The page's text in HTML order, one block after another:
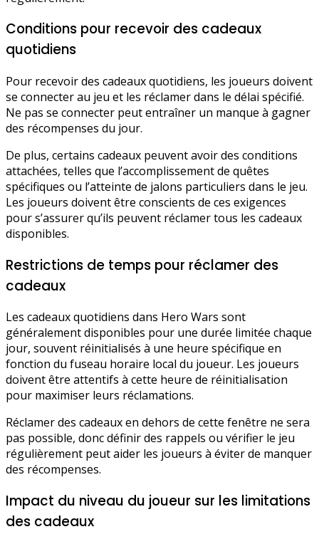
Conditions pour recevoir des cadeaux
quotidiens
Pour recevoir des cadeaux quotidiens, les joueurs doivent
se connecter au jeu et les réclamer dans le délai spécifié.
Ne pas se connecter peut entraîner un manque à gagner
des récompenses du jour.
De plus, certains cadeaux peuvent avoir des conditions
attachées, telles que l’accomplissement de quêtes
spécifiques ou l’atteinte de jalons particuliers dans le jeu.
Les joueurs doivent être conscients de ces exigences
pour s’assurer qu’ils peuvent réclamer tous les cadeaux
disponibles.
Restrictions de temps pour réclamer des
cadeaux
Les cadeaux quotidiens dans Hero Wars sont
généralement disponibles pour une durée limitée chaque
jour, souvent réinitialisés à une heure spécifique en
fonction du fuseau horaire local du joueur. Les joueurs
doivent être attentifs à cette heure de réinitialisation
pour maximiser leurs réclamations.
Réclamer des cadeaux en dehors de cette fenêtre ne sera
pas possible, donc définir des rappels ou vérifier le jeu
régulièrement peut aider les joueurs à éviter de manquer
des récompenses.
Impact du niveau du joueur sur les limitations
des cadeaux